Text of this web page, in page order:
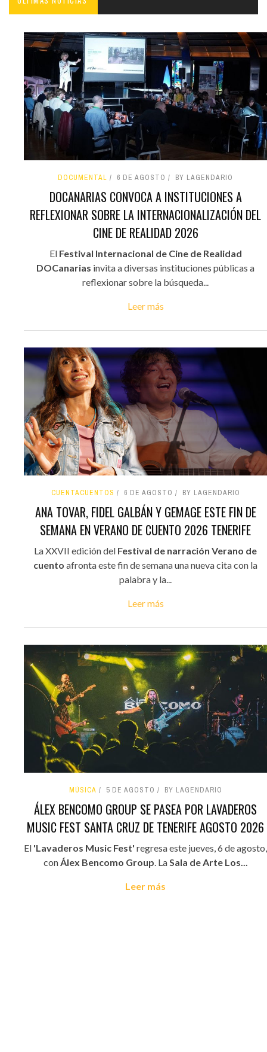
DOCUMENTAL 6 DE AGOSTO BY LAGENDARIO
DOCANARIAS CONVOCA A INSTITUCIONES A
REFLEXIONAR SOBRE LA INTERNACIONALIZACIÓN DEL
CINE DE REALIDAD 2026
El Festival Internacional de Cine de Realidad
DOCanarias invita a diversas instituciones públicas a
reflexionar sobre la búsqueda...
Leer más
CUENTACUENTOS 6 DE AGOSTO BY LAGENDARIO
ANA TOVAR, FIDEL GALBÁN Y GEMAGE ESTE FIN DE
SEMANA EN VERANO DE CUENTO 2026 TENERIFE
La XXVII edición del Festival de narración Verano de
cuento afronta este fin de semana una nueva cita con la
palabra y la...
Leer más
MÚSICA 5 DE AGOSTO BY LAGENDARIO
ÁLEX BENCOMO GROUP SE PASEA POR LAVADEROS
MUSIC FEST SANTA CRUZ DE TENERIFE AGOSTO 2026
El 'Lavaderos Music Fest' regresa este jueves, 6 de agosto,
conÁlex Bencomo Group. LaSala de Arte Los...
Leer más